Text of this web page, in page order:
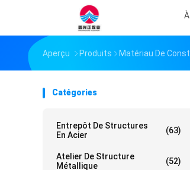
Aperçu Produits Matériau De
Catégories
Entrepôt De Structures
En Acier
(63)
Atelier De Structure
Métallique
(52)